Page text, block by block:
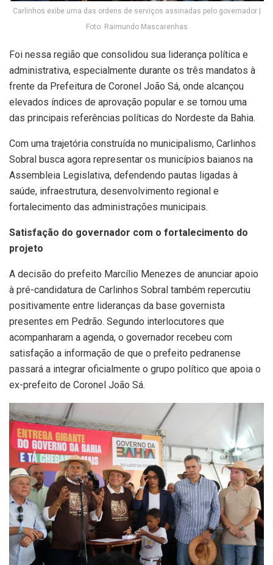
Carlinhos exibe uma das ordens de serviços assinadas pelo governador |
Foto: Raimundo Mascarenhas
Foi nessa região que consolidou sua liderança política e
administrativa, especialmente durante os três mandatos à
frente da Prefeitura de Coronel João Sá, onde alcançou
elevados índices de aprovação popular e se tornou uma
das principais referências políticas do Nordeste da Bahia.
Com uma trajetória construída no municipalismo, Carlinhos
Sobral busca agora representar os municípios baianos na
Assembleia Legislativa, defendendo pautas ligadas à
saúde, infraestrutura, desenvolvimento regional e
fortalecimento das administrações municipais.
Satisfação do governador com o fortalecimento do
projeto
A decisão do prefeito Marcílio Menezes de anunciar apoio
à pré-candidatura de Carlinhos Sobral também repercutiu
positivamente entre lideranças da base governista
presentes em Pedrão. Segundo interlocutores que
acompanharam a agenda, o governador recebeu com
satisfação a informação de que o prefeito pedranense
passará a integrar oficialmente o grupo político que apoia o
ex-prefeito de Coronel João Sá.